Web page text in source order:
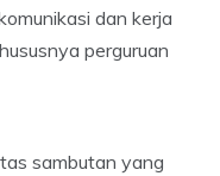
dan kerja
perguruan
sambutan yang